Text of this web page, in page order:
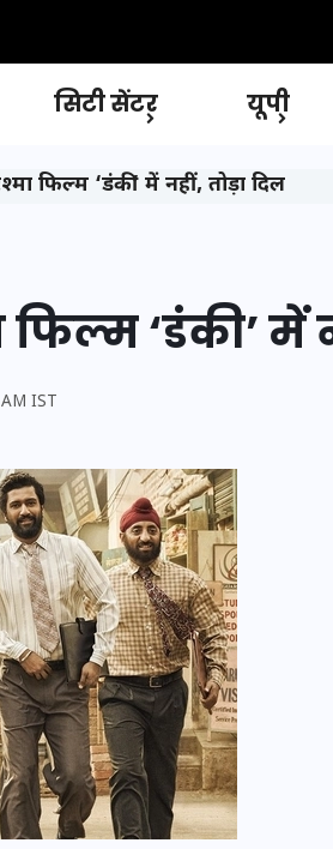
सिटी सेंटर यूपी
फिल्म ‘डंकी’ में नहीं, तोड़ा दिल
‘डंकी’ में
IST